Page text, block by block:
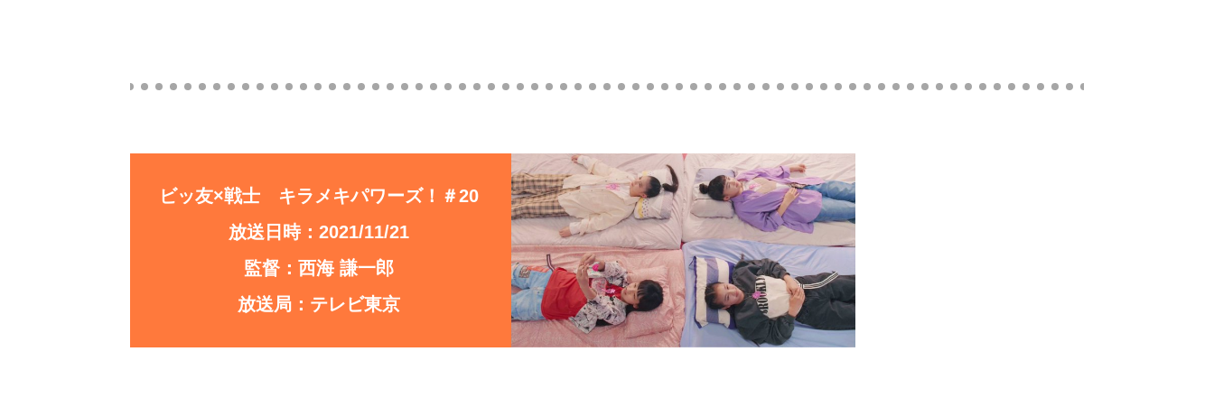
ビッ友×戦士 キラメキパワーズ！＃20
放送日時：2021/11/21
監督：西海 謙一郎
放送局：テレビ東京